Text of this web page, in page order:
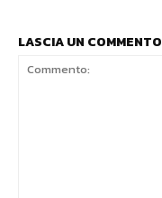
LASCIA UN COMMENTO